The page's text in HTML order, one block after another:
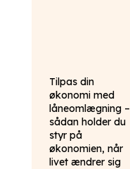
Tilpas din
økonomi med
låneomlægning –
sådan holder du
styr på
økonomien, når
livet ændrer sig